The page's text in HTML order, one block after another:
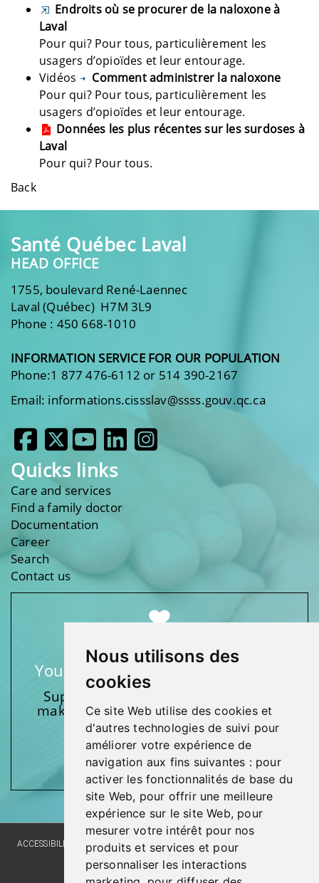
Nous utilisons des
cookies
Ce site Web utilise des cookies et
d'autres technologies de suivi pour
améliorer votre expérience de
navigation aux fins suivantes : pour
activer les fonctionnalités de base du
site Web, pour offrir une meilleure
expérience sur le site Web, pour
mesurer votre intérêt pour nos
produits et services et pour
personnaliser les interactions
Endroits où se procurer de la naloxone à
Laval
Pour qui? Pour tous, particulièrement les
usagers d’opioïdes et leur entourage.
Vidéos
Comment administrer la naloxone
Pour qui? Pour tous, particulièrement les
usagers d’opioïdes et leur entourage.
Données les plus récentes sur les surdoses à
Laval
Pour qui? Pour tous.
Back
Santé Québec Laval
HEAD OFFICE
1755, boulevard René-Laennec
Laval (Québec) H7M 3L9
Phone : 450 668-1010
INFORMATION SERVICE FOR OUR POPULATION
Phone:1 877 476-6112 or 514 390-2167
Email: informations.cissslav@ssss.gouv.qc.ca
Quicks links
Care and services
Find a family doctor
Documentation
Career
Search
Contact us
Your support makes a difference
Support one of our foundations by
making a donation and participating
in activities.
Give generously!
ACCESSIBILITY SITE MAP LANGUAGE POLICY PRIVACY POLICY
WEBSITE DEVELOPMENT